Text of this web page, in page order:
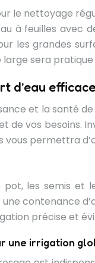
le nettoyage
à feuilles avec
les grandes
sera pratique
d’eau efficace
et la santé
de vos besoins.
permettra
les semis et
contenance
précise et
une irrigation